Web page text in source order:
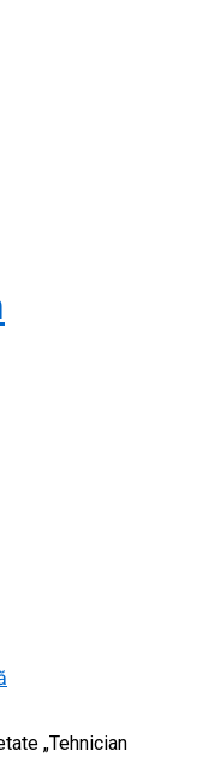
„Tehnician